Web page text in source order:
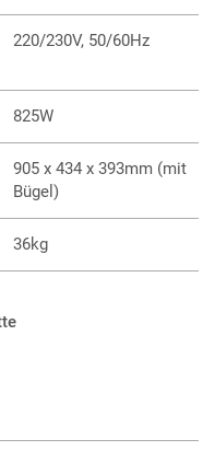
220/230V, 50/60Hz
825W
905 x 434 x 393mm (mit
Bügel)
36kg